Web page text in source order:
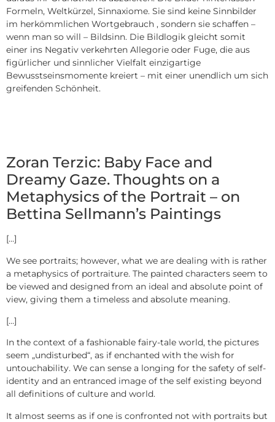
Formeln, Weltkürzel, Sinnaxiome. Sie sind keine Sinnbilder
im herkömmlichen Wortgebrauch , sondern sie schaffen –
wenn man so will – Bildsinn. Die Bildlogik gleicht somit
einer ins Negativ verkehrten Allegorie oder Fuge, die aus
figürlicher und sinnlicher Vielfalt einzigartige
Bewusstseinsmomente kreiert – mit einer unendlich um sich
greifenden Schönheit.
Zoran Terzic: Baby Face and
Dreamy Gaze. Thoughts on a
Metaphysics of the Portrait – on
Bettina Sellmann’s Paintings
[…]
We see portraits; however, what we are dealing with is rather
a metaphysics of portraiture. The painted characters seem to
be viewed and designed from an ideal and absolute point of
view, giving them a timeless and absolute meaning.
[…]
In the context of a fashionable fairy-tale world, the pictures
seem „undisturbed“, as if enchanted with the wish for
untouchability. We can sense a longing for the safety of self-
identity and an entranced image of the self existing beyond
all definitions of culture and world.
It almost seems as if one is confronted not with portraits but